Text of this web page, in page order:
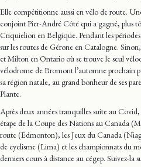
Elle compétitionne aussi en vélo de route.
conjoint Pier-André Côté qui a gagné, plus
Criquielion en Belgique. Pendant les
sur les routes de Gérone en Catalogne.
et Milton en Ontario où se trouve le seul
vélodrome de Bromont l’automne prochain
sa région natale, au grand bonheur de ses
Plante.
Après deux années tranquilles suite au
étape de la Coupe des Nations au Canada
route (Edmonton), les Jeux du Canada
de cyclisme (Lima) et les championnats du
derniers cours à distance au cégep. Suivez-la